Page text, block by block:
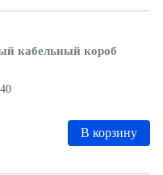
кабельный короб
В корзину